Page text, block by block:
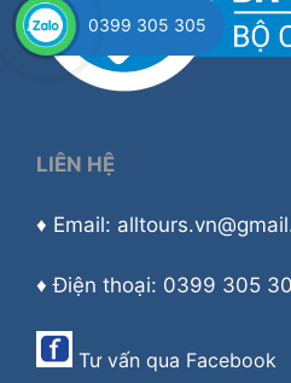
LIÊN HỆ
♦ Email:
♦ Điện thoại: 0399 305
Tư vấn qua Facebook
0399 305 305